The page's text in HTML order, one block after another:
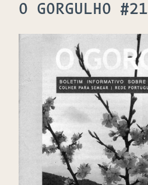
O GORGULHO #21